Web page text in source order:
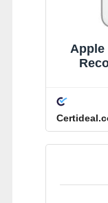
Apple